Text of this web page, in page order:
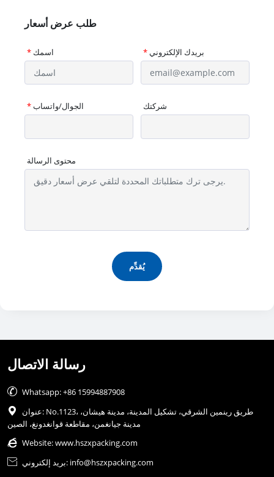
طلب عرض أسعار
* اسمك *بريدك الإلكتروني
*الجوال/واتساب شركتك
محتوى الرسالة
يُقدِّم
رسالة الاتصال
 Whatsapp: +86 15994887908

عنوان: No.1123، طريق رينمين الشرقي، تشكيل المدينة، مدينة هيشان،
مدينة جيانغمن، مقاطعة قوانغدونغ، الصين
 Website:www.hszxpacking.com
 بريد إلكتروني: info@hszxpacking.com